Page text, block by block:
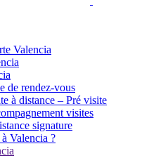
Valencia
de rendez-vous
à distance – Pré visite
visites
signature
Valencia ?